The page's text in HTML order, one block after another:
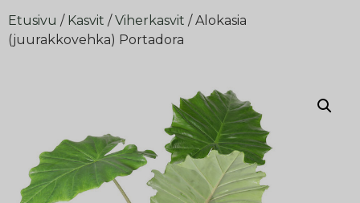
Etusivu / Kasvit /Viherkasvit / Alokasia
(juurakkovehka) Portadora